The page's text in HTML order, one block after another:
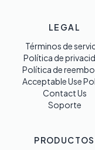
LEGAL
Términos de
Política de
Política de
Acceptable Use
Contact Us
Soporte
PRODUCTOS